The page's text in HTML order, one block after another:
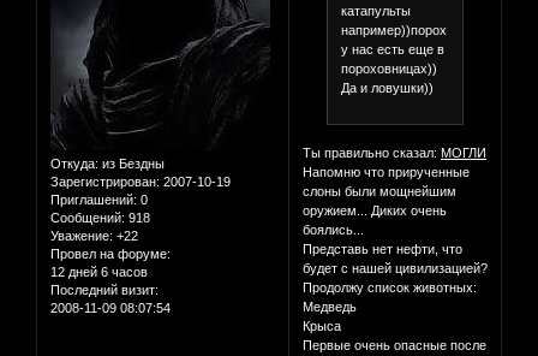
Откуда: из Бездны
Зарегистрирован: 2007-10-19
Приглашений: 0
Сообщений: 918
Уважение: +22
Провел на форуме:
12 дней 6 часов
Последний визит:
2008-11-09 08:07:54
катапульты
например))порох
у нас есть еще в
пороховницах))
Да и ловушки))
Ты правильно сказал: МОГЛИ
Напомню что прирученные
слоны были мощнейшим
оружием... Диких очень
боялись...
Представь нет нефти, что
будет с нашей цивилизацией?
Продолжу список животных:
Медведь
Крыса
Первые очень опасные после